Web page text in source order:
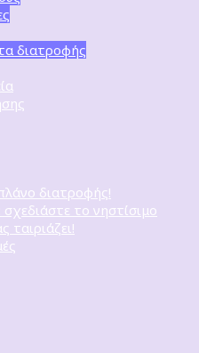
διατροφής
διατροφής!
σχεδιάστε το νηστίσιμο
ταιριάζει!